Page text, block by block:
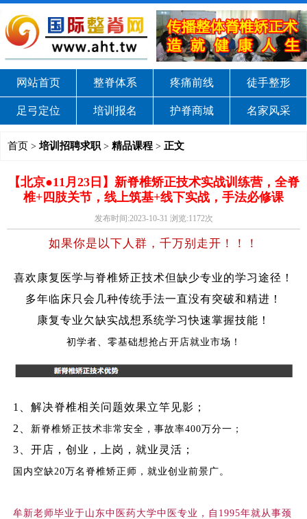
网站首页 整脊体系 疼痛前线 徒手整形
足弓定位 培训报名 护脊商城 名家风采
首页 > 培训招聘求职 > 精品课程 > 正文
【北京●11月23日】新脊椎矫正技术实战训练营，全脊
椎+四肢关节，线上筑基+线下实战，手法必修课
发布时间:2023-10-31 浏览:1172次
如果你是以下人群，千万别走开！！！
喜欢康复医学与脊椎矫正技术但缺少专业的学习途径！
多年临床只会几种传统手法一直没有突破和精进！
康复专业欠缺实战想系统学习快速掌握技能！
初学者、零基础想抢占开店就业市场！
1、 解决脊椎相关问题效果立竿见影；
2、
新脊椎矫正技术非常安全，事故率400万分一；
3、 开店，创业，上岗，就业灵活；
国内空缺20万名脊椎矫正师，就业创业前景广。
牟新老师毕业于山东中医药大学中医专业，自 1995年就从事颈